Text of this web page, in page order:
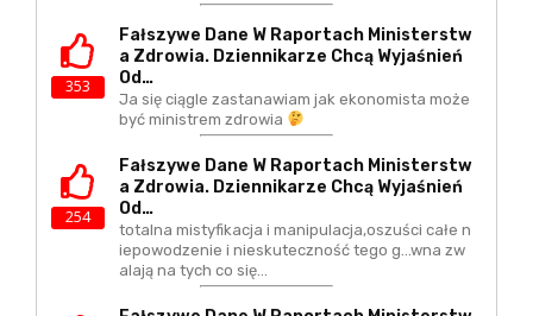
353
Fałszywe Dane W Raportach Ministerstw
A Zdrowia. Dziennikarze Chcą Wyjaśnień
Od…
Ja się ciągle zastanawiam jak ekonomista może
być ministrem zdrowia
254
Fałszywe Dane W Raportach Ministerstw
A Zdrowia. Dziennikarze Chcą Wyjaśnień
Od…
totalna mistyfikacja i manipulacja,oszuści całe n
iepowodzenie i nieskuteczność tego g...wna zw
alają na tych co się…